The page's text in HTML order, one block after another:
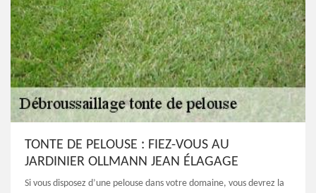
TONTE DE PELOUSE : FIEZ-VOUS AU
JARDINIER OLLMANN JEAN ÉLAGAGE
Si vous disposez d’une pelouse dans votre domaine, vous devrez la